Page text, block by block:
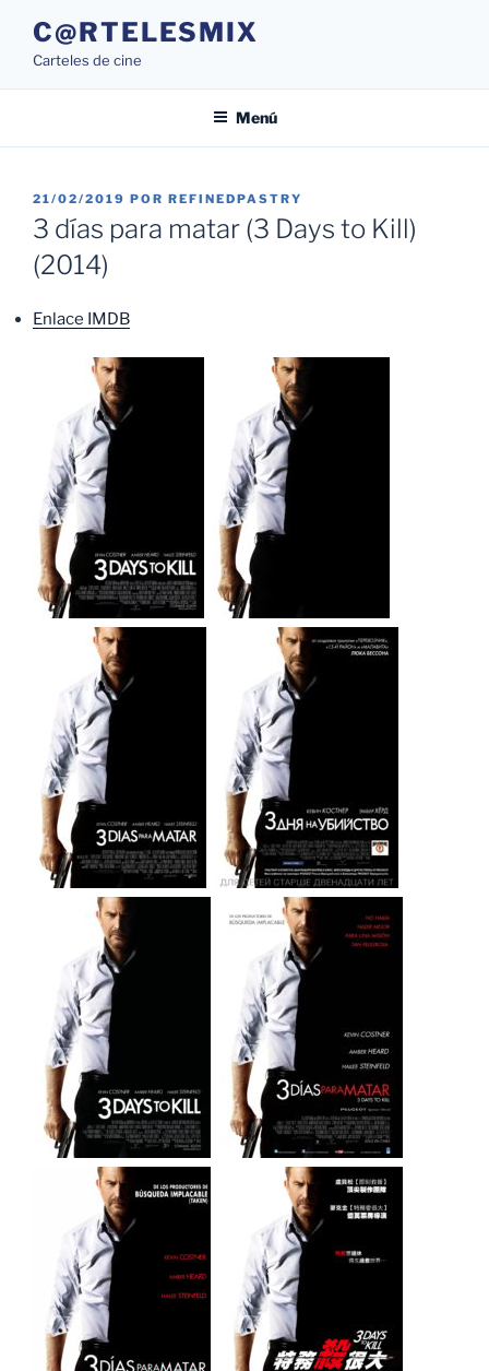
contenido
C@RTELESMIX
Carteles de cine
Menú
PUBLICADO
EL
21/02/2019 POR REFINEDPASTRY
3 días para matar (3 Days to Kill)
(2014)
Enlace IMDB